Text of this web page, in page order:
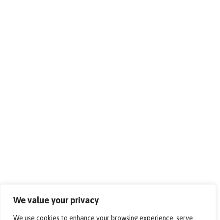
We value your privacy
We use cookies to enhance your browsing experience, serve